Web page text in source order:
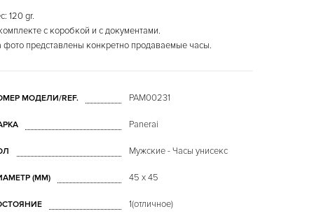
120 gr.
с коробкой и с документами.
фото представлены конкретно продаваемые часы.
МОДЕЛИ/REF. PAM00231
Panerai
Мужские - Часы унисекс
(MM) 45 х 45
1(отличное)